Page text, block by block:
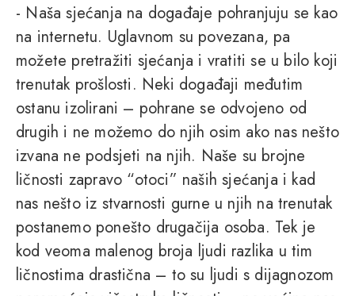
- Naša sjećanja na događaje pohranjuju se kao
na internetu. Uglavnom su povezana, pa
možete pretražiti sjećanja i vratiti se u bilo koji
trenutak prošlosti. Neki događaji međutim
ostanu izolirani – pohrane se odvojeno od
drugih i ne možemo do njih osim ako nas nešto
izvana ne podsjeti na njih. Naše su brojne
ličnosti zapravo “otoci” naših sjećanja i kad
nas nešto iz stvarnosti gurne u njih na trenutak
postanemo ponešto drugačija osoba. Tek je
kod veoma malenog broja ljudi razlika u tim
ličnostima drastična – to su ljudi s dijagnozom